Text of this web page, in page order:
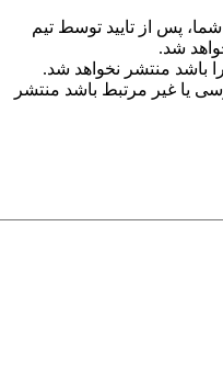
پس از تایید توسط تیم
شد.
باشد منتشر نخواهد شد.
یا غیر مرتبط باشد منتشر